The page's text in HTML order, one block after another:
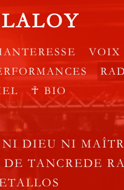
VOIX
☥ BIO
DIEU NI
TANCREDE